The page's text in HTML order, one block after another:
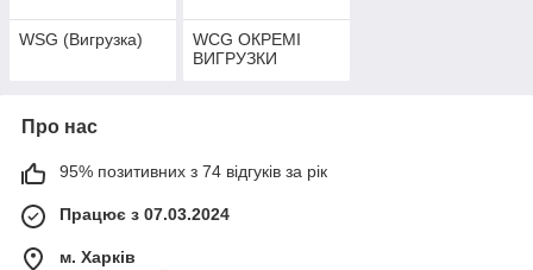
WSG (Вигрузка)
WCG ОКРЕМІ
ВИГРУЗКИ
Про нас
95% позитивних з 74 відгуків за рік
Працює з 07.03.2024
м. Харків